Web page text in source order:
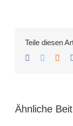
Teile diesen
Facebook
Twitter
Ähnliche